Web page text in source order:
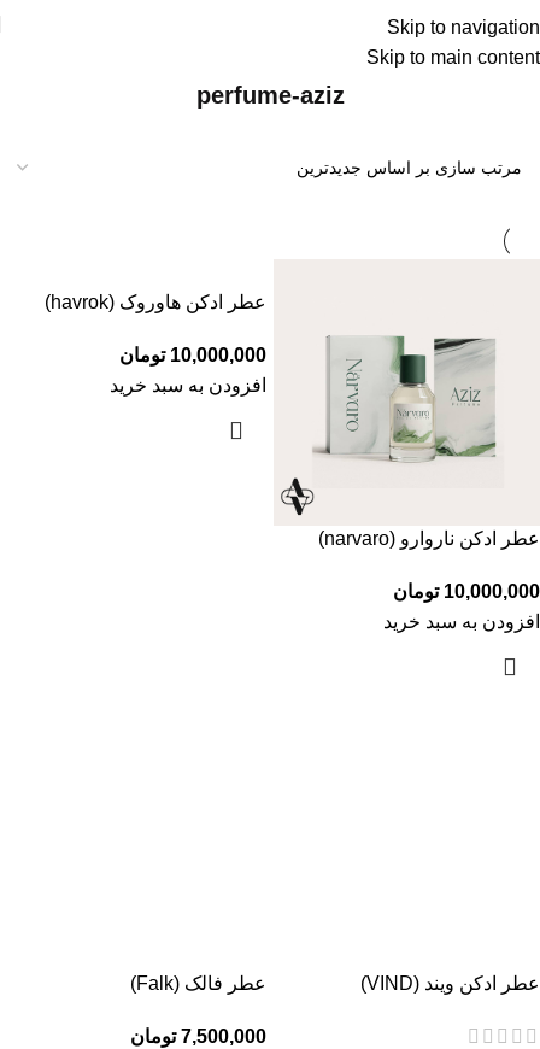
Skip to navigation
Skip to main content
درسته گرون خریدیم ولی قیمتهای سایت رو کاهش
دادیم !!!
perfume-aziz
عطر ادکن ناروارو (narvaro)
10,000,000 تومان
افزودن به سبد خرید
عطر ادکن هاوروک (havrok)
10,000,000 تومان
افزودن به سبد خرید
عطر ادکن ویند (VIND) عطر فالک (Falk)
7,500,000 تومان